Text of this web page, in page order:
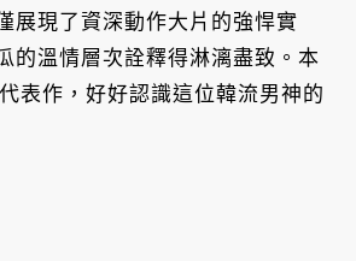
展現了資深動作大片的強悍實
的溫情層次詮釋得淋漓盡致。本
表作，好好認識這位韓流男神的